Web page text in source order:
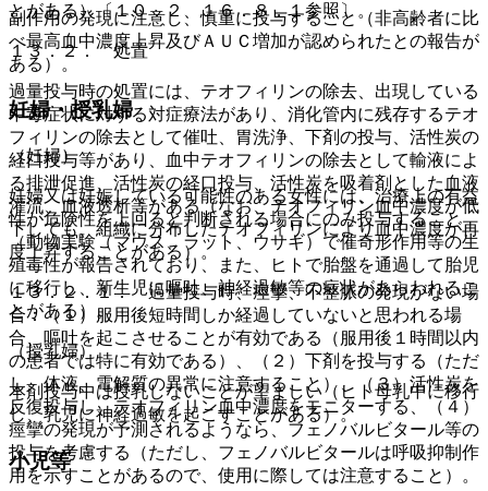
とがある）〔１０．２、１６．８．１参照〕。
１３．２． 処置
過量投与時の処置には、テオフィリンの除去、出現している
中毒症状に対する対症療法があり、消化管内に残存するテオ
フィリンの除去として催吐、胃洗浄、下剤の投与、活性炭の
経口投与等があり、血中テオフィリンの除去として輸液によ
る排泄促進、活性炭の経口投与、活性炭を吸着剤とした血液
灌流、血液透析等がある（なお、テオフィリン血中濃度が低
下しても、組織に分布したテオフィリンにより血中濃度が再
度上昇することがある）。
１３．２．１． 過量投与時、痙攣、不整脈の発現がない場
合：（１）服用後短時間しか経過していないと思われる場
合、嘔吐を起こさせることが有効である（服用後１時間以内
の患者では特に有効である）、（２）下剤を投与する（ただ
し、体液、電解質の異常に注意すること）、（３）活性炭を
反復投与し、テオフィリン血中濃度をモニターする、（４）
痙攣の発現が予測されるようなら、フェノバルビタール等の
投与を考慮する（ただし、フェノバルビタールは呼吸抑制作
用を示すことがあるので、使用に際しては注意すること）。
副作用の発現に注意し、慎重に投与すること（非高齢者に比
べ最高血中濃度上昇及びＡＵＣ増加が認められたとの報告が
ある）。
妊婦・授乳婦
（妊婦）
妊婦又は妊娠している可能性のある女性には、治療上の有益
性が危険性を上回ると判断される場合にのみ投与すること
（動物実験（マウス、ラット、ウサギ）で催奇形作用等の生
殖毒性が報告されており、また、ヒトで胎盤を通過して胎児
に移行し、新生児に嘔吐、神経過敏等の症状があらわれるこ
とがある）。
（授乳婦）
本剤投与中は授乳しないことが望ましい（ヒト母乳中に移行
し、乳児に神経過敏を起こすことがある）。
小児等